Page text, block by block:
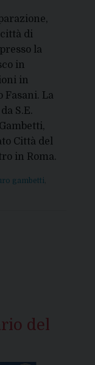
di
la
in
in
Fasani. La
S.E.
Città del
in Roma.
gambetti,
del